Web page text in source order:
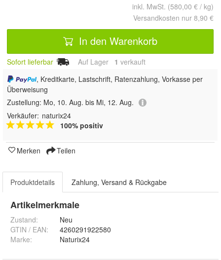
inkl. MwSt. (580,00 € / kg)
Versandkosten nur 8,90 €
In den Warenkorb
Sofort lieferbar Auf Lager 1 verkauft
, Kreditkarte, Lastschrift, Ratenzahlung, Vorkasse per
Überweisung
Zustellung: Mo, 10. Aug. bis Mi, 12. Aug.
Verkäufer: naturix24
100% positiv
Merken Teilen
Produktdetails Zahlung, Versand & Rückgabe
Artikelmerkmale
Zustand:
Neu
GTIN / EAN:
4260291922580
Marke:
Naturix24